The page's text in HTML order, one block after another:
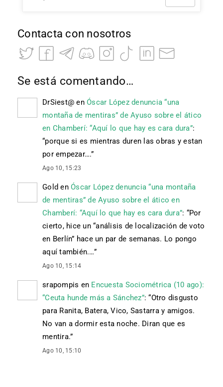
Contacta con nosotros
Se está comentando…
DrSiest@ en Óscar López denuncia “una
montaña de mentiras” de Ayuso sobre el ático
en Chamberí: “Aquí lo que hay es cara dura”:
“porque si es mientras duren las obras y estan
por empezar….”
Ago 10, 15:23
Gold en Óscar López denuncia “una montaña
de mentiras” de Ayuso sobre el ático en
Chamberí: “Aquí lo que hay es cara dura”: “Por
cierto, hice un “análisis de localización de voto
en Berlín” hace un par de semanas. Lo pongo
aquí también.…”
Ago 10, 15:14
srapompis en Encuesta Sociométrica (10 ago):
“Ceuta hunde más a Sánchez”: “Otro disgusto
para Ranita, Batera, Vico, Sastarra y amigos.
No van a dormir esta noche. Diran que es
mentira.”
Ago 10, 15:10